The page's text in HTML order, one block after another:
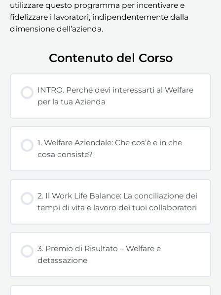
utilizzare questo programma per incentivare e
fidelizzare i lavoratori, indipendentemente dalla
dimensione dell’azienda.
Contenuto del Corso
INTRO. Perché devi interessarti al Welfare
per la tua Azienda
1. Welfare Aziendale: Che cos’è e in che
cosa consiste?
2. Il Work Life Balance: La conciliazione dei
tempi di vita e lavoro dei tuoi collaboratori
3. Premio di Risultato – Welfare e
detassazione